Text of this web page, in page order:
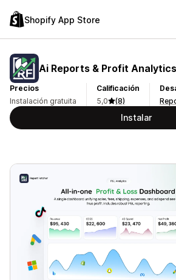
Shopify App Store
Ai Reports & Profit Analytics
Precios
Instalación gratuita
Calificación
5,0
(8)
Instalar